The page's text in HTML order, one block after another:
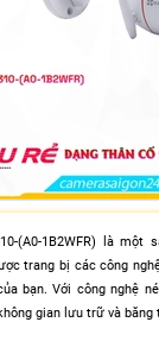
(A0-1B2WFR) là một
trang bị các công
bạn. Với công nghệ
gian lưu trữ và băng